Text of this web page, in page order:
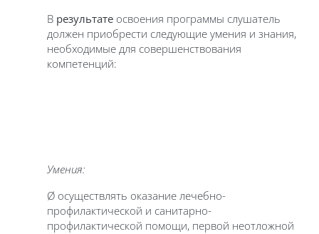
В результате освоения программы слушатель
должен приобрести следующие умения и знания,
необходимые для совершенствования
компетенций:
Умения:
Ø осуществлять оказание лечебно-
профилактической и санитарно-
профилактической помощи, первой неотложной